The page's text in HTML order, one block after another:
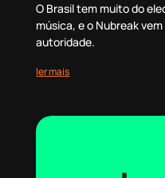
O Brasil tem muito do
música, e o Nubreak
autoridade.
ler mais